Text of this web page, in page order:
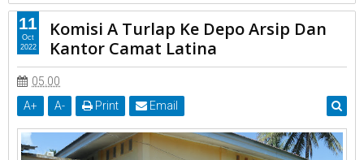
Depo Arsip
DPRD Kota Payakumbuh.
Kantor Camat Latina.
Komisi A
Turun Lapangan
Komisi A Turlap Ke Depo Arsip Dan Kantor Camat Latina
Komisi A Turlap Ke Depo Arsip Dan
Kantor Camat Latina
05.00
A+ A- Print Email
11
Oct
2022